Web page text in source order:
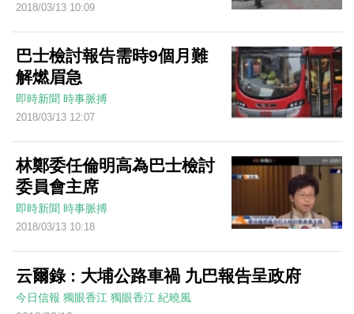
2018/03/13 10:09
巴士檢討報告需時9個月難
解燃眉急
即時新聞 時事脈搏
2018/03/13 12:07
林鄭委任倫明高為巴士檢討
委員會主席
即時新聞 時事脈搏
2018/03/13 10:18
云爾錄 : 大埔公路車禍 九巴報告呈政府
今日信報 獨眼香江 獨眼香江 紀曉風